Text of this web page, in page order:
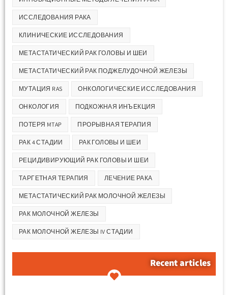
ИССЛЕДОВАНИЯ РАКА
КЛИНИЧЕСКИЕ ИССЛЕДОВАНИЯ
МЕТАСТАТИЧЕСКИЙ РАК ГОЛОВЫ И ШЕИ
МЕТАСТАТИЧЕСКИЙ РАК ПОДЖЕЛУДОЧНОЙ ЖЕЛЕЗЫ
МУТАЦИЯ RAS ОНКОЛОГИЧЕСКИЕ ИССЛЕДОВАНИЯ
ОНКОЛОГИЯ ПОДКОЖНАЯ ИНЪЕКЦИЯ
ПОТЕРЯ MTAP ПРОРЫВНАЯ ТЕРАПИЯ
РАК 4 СТАДИИ РАК ГОЛОВЫ И ШЕИ
РЕЦИДИВИРУЮЩИЙ РАК ГОЛОВЫ И ШЕИ
ТАРГЕТНАЯ ТЕРАПИЯ ЛЕЧЕНИЕ РАКА
МЕТАСТАТИЧЕСКИЙ РАК МОЛОЧНОЙ ЖЕЛЕЗЫ
РАК МОЛОЧНОЙ ЖЕЛЕЗЫ
РАК МОЛОЧНОЙ ЖЕЛЕЗЫ IV СТАДИИ
Recent articles